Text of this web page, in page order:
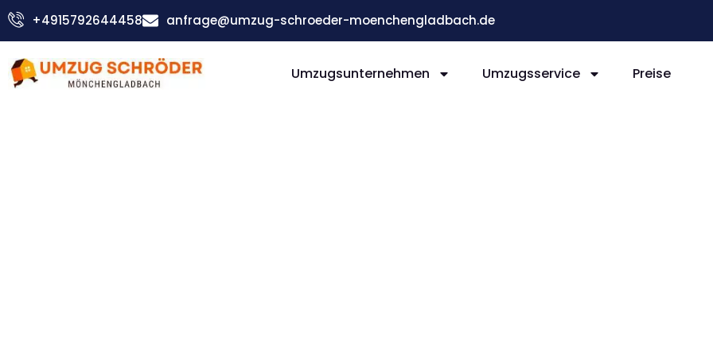
Zum
Inhalt
+4915792644458 anfrage@umzug-schroeder-moenchengladbach.de
Umzugsunternehmen Umzugsservice Preise